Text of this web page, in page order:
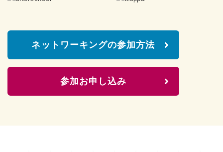
ネットワーキングの参加方法
参加お申し込み